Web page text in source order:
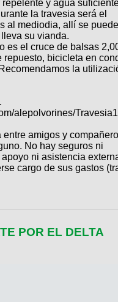
y agua
la travesia será el
al mediodia, allí se
su vianda.
es el cruce de balsas
repuesto, bicicleta en
la
alepolvorines/
amigos y
No hay seguros ni
ni asistencia
cargo de sus gastos
POR EL DELTA